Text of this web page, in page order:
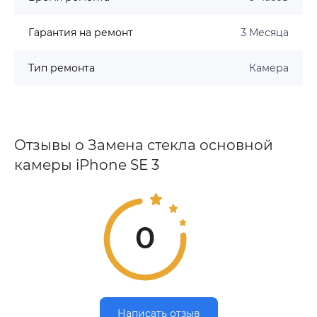
Гарантия на ремонт 3 Месяца
Тип ремонта Камера
Отзывы о Замена стекла основной
камеры iPhone SE 3
0
Написать отзыв